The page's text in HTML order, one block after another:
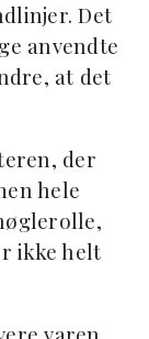
Det
anvendte
at det
der
hele
ikke helt